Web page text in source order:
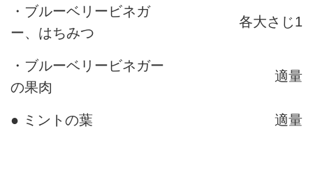
・ブルーベリービネガ
ー、はちみつ
各大さじ1
・ブルーベリービネガー
の果肉
適量
● ミントの葉 適量